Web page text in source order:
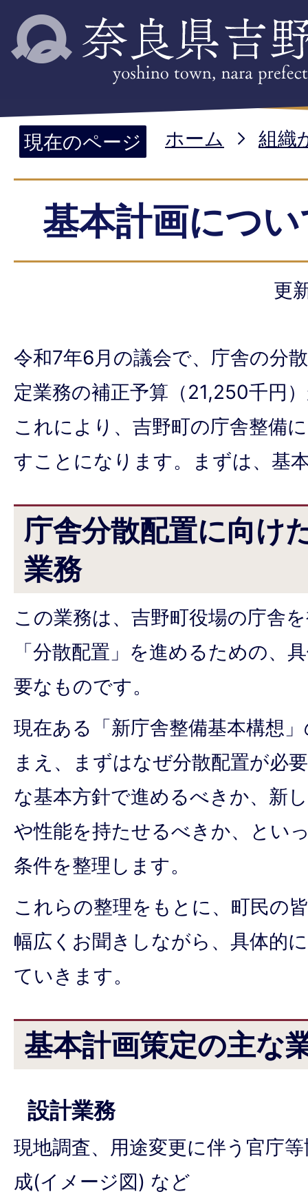
現在のページ ホーム 組織
基本計画につ
更
令和7年6月の議会で、庁舎の分
定業務の補正予算（21,250千円
これにより、吉野町の庁舎整備
すことになります。まずは、基
庁舎分散配置に向け
業務
この業務は、吉野町役場の庁舎
「分散配置」を進めるための、
要なものです。
現在ある「新庁舎整備基本構想
まえ、まずはなぜ分散配置が必
な基本方針で進めるべきか、新
や性能を持たせるべきか、とい
条件を整理します。
これらの整理をもとに、町民の
幅広くお聞きしながら、具体的
ていきます。
基本計画策定の主な
設計業務
現地調査、用途変更に伴う官庁
成(イメージ図) など